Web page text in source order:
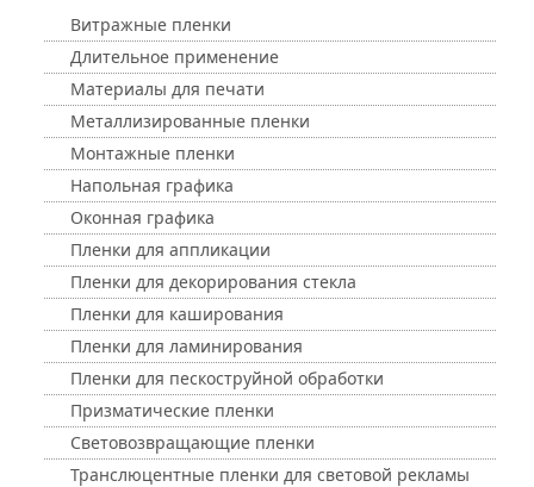
Витражные пленки
Длительное применение
Материалы для печати
Металлизированные пленки
Монтажные пленки
Напольная графика
Оконная графика
Пленки для аппликации
Пленки для декорирования стекла
Пленки для каширования
Пленки для ламинирования
Пленки для пескоструйной обработки
Призматические пленки
Световозвращающие пленки
Транслюцентные пленки для световой рекламы